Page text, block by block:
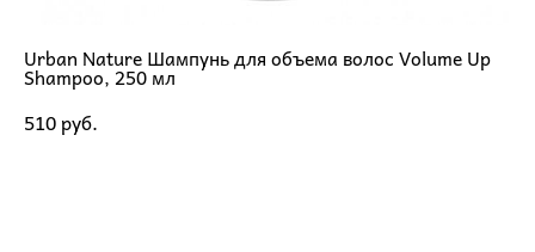
Urban Nature Шампунь для объема волос Volume Up
Shampoo, 250 мл
510 pуб.